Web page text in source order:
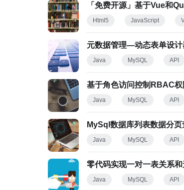
「免费开源」基于Vue和
Html5 JavaScript
元数据管理—动态表单设
Java MySQL API
基于角色访问控制RBAC
Java MySQL API
MySql数据库列表数据分
Java MySQL API
零代码实现一对一表关系
Java MySQL API